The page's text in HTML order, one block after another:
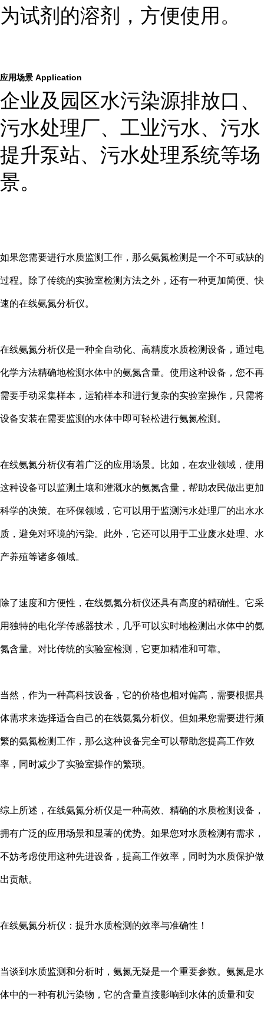
为试剂的溶剂，方便使用。
应用场景 Application
企业及园区水污染源排放口、
污水处理厂、工业污水、污水
提升泵站、污水处理系统等场
景。
如果您需要进行水质监测工作，那么氨氮检测是一个不可或缺的
过程。除了传统的实验室检测方法之外，还有一种更加简便、快
速的在线氨氮分析仪。
在线氨氮分析仪是一种全自动化、高精度水质检测设备，通过电
化学方法精确地检测水体中的氨氮含量。使用这种设备，您不再
需要手动采集样本，运输样本和进行复杂的实验室操作，只需将
设备安装在需要监测的水体中即可轻松进行氨氮检测。
在线氨氮分析仪有着广泛的应用场景。比如，在农业领域，使用
这种设备可以监测土壤和灌溉水的氨氮含量，帮助农民做出更加
科学的决策。在环保领域，它可以用于监测污水处理厂的出水水
质，避免对环境的污染。此外，它还可以用于工业废水处理、水
产养殖等诸多领域。
除了速度和方便性，在线氨氮分析仪还具有高度的精确性。它采
用独特的电化学传感器技术，几乎可以实时地检测出水体中的氨
氮含量。对比传统的实验室检测，它更加精准和可靠。
当然，作为一种高科技设备，它的价格也相对偏高，需要根据具
体需求来选择适合自己的在线氨氮分析仪。但如果您需要进行频
繁的氨氮检测工作，那么这种设备完全可以帮助您提高工作效
率，同时减少了实验室操作的繁琐。
综上所述，在线氨氮分析仪是一种高效、精确的水质检测设备，
拥有广泛的应用场景和显著的优势。如果您对水质检测有需求，
不妨考虑使用这种先进设备，提高工作效率，同时为水质保护做
出贡献。
在线氨氮分析仪：提升水质检测的效率与准确性！
当谈到水质监测和分析时，氨氮无疑是一个重要参数。氨氮是水
体中的一种有机污染物，它的含量直接影响到水体的质量和安